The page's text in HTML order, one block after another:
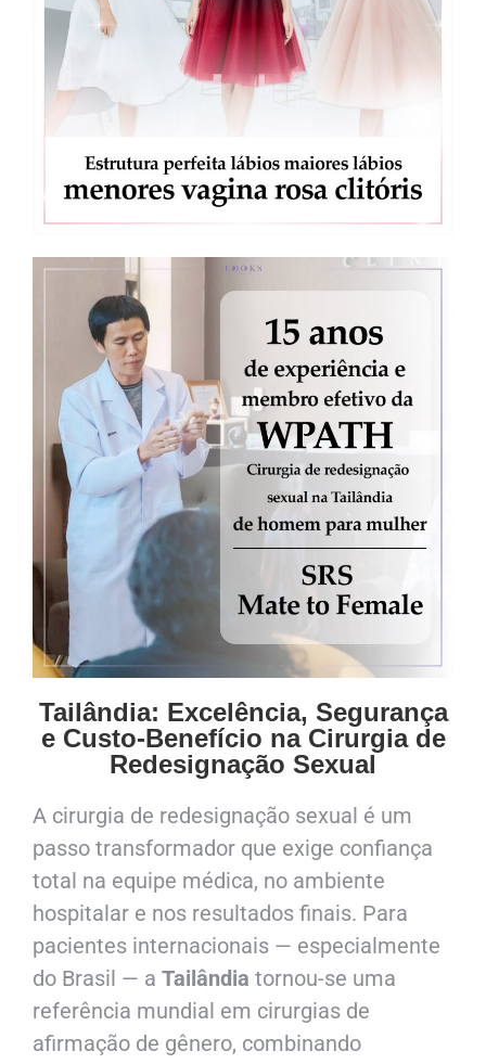
Tailândia: Excelência, Segurança
e Custo-Benefício na Cirurgia de
Redesignação Sexual
A cirurgia de redesignação sexual é um
passo transformador que exige confiança
total na equipe médica, no ambiente
hospitalar e nos resultados finais. Para
pacientes internacionais — especialmente
do Brasil — a Tailândia tornou-se uma
referência mundial em cirurgias de
afirmação de gênero, combinando